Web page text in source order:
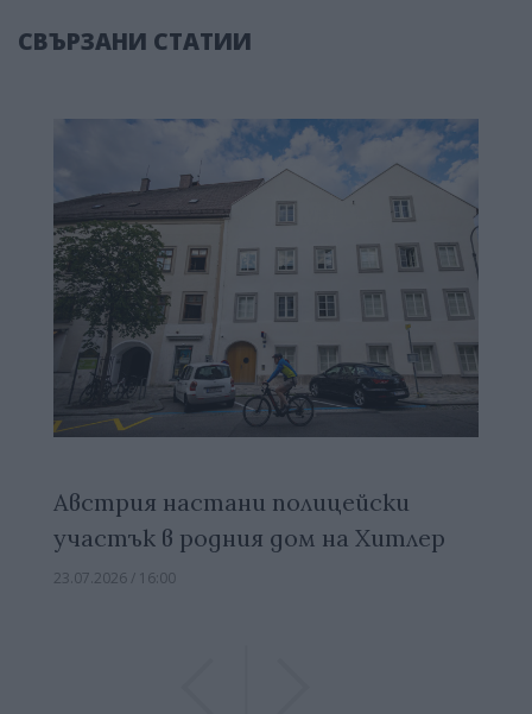
СВЪРЗАНИ СТАТИИ
Австрия настани полицейски
участък в родния дом на Хитлер
23.07.2026 / 16:00